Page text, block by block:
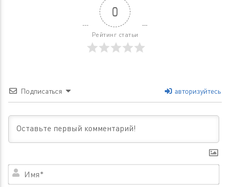
0
Рейтинг статьи
Подписаться авторизуйтесь